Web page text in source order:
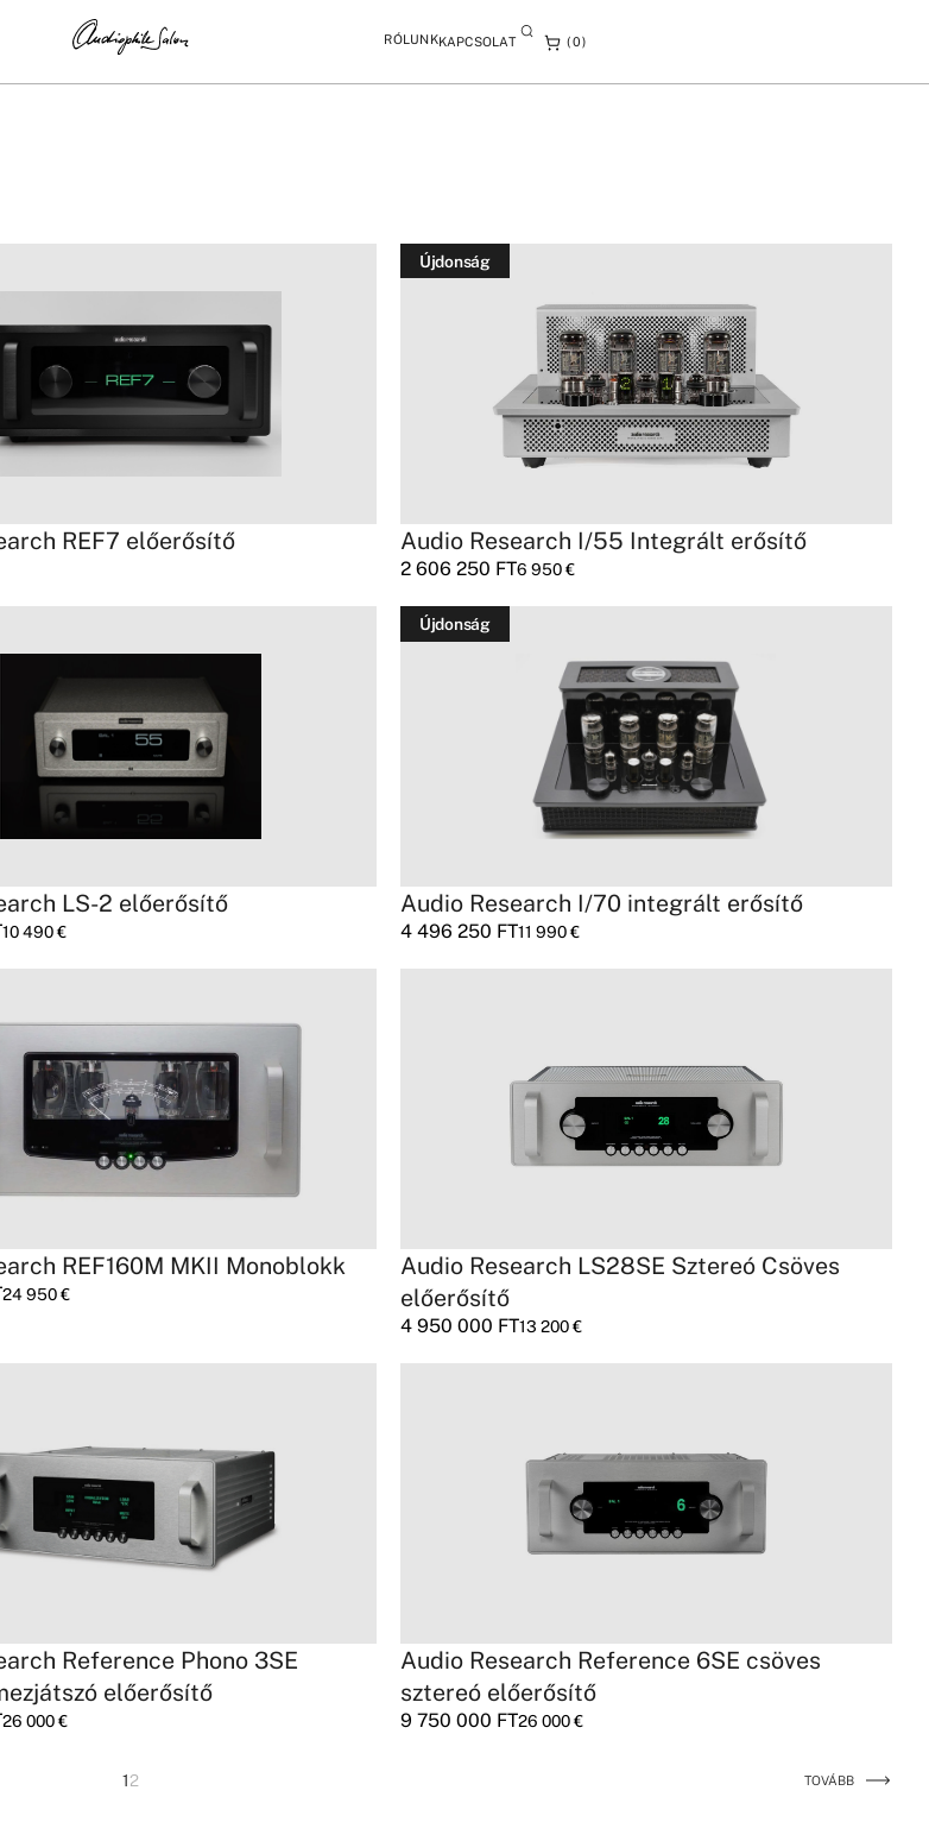
RÓLUNKKAPCSOLAT
0
REF7 előerősítő
Újdonság
Audio Research I/55 Integrált erősítő
2 606 250 FT6 950€
LS-2 előerősítő
10 490€
Újdonság
Audio Research I/70 integrált erősítő
4 496 250 FT11 990€
REF160M MKII Monoblokk
24 950€
Audio Research LS28SE Sztereó Csöves
előerősítő
4 950 000 FT13 200€
Reference Phono 3SE
előerősítő
26 000€
Audio Research Reference 6SE csöves
sztereó előerősítő
9 750 000 FT26 000€
12 TOVÁBB